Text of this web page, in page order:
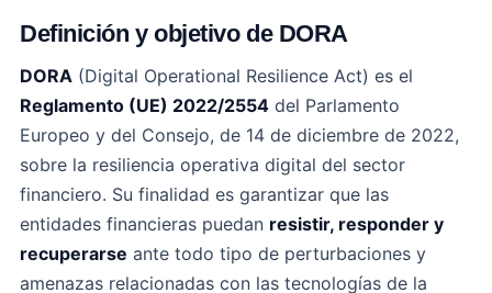
Definición y objetivo de DORA
DORA (Digital Operational Resilience Act) es el
Reglamento (UE) 2022/2554 del Parlamento
Europeo y del Consejo, de 14 de diciembre de 2022,
sobre la resiliencia operativa digital del sector
financiero. Su finalidad es garantizar que las
entidades financieras puedan resistir, responder y
recuperarse ante todo tipo de perturbaciones y
amenazas relacionadas con las tecnologías de la